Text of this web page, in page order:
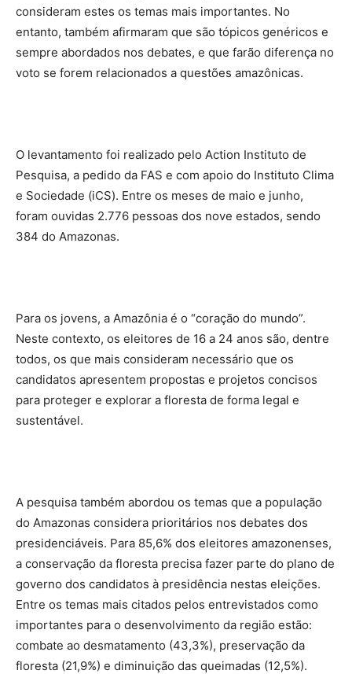
consideram estes os temas mais importantes. No
entanto, também afirmaram que são tópicos genéricos e
sempre abordados nos debates, e que farão diferença no
voto se forem relacionados a questões amazônicas.
O levantamento foi realizado pelo Action Instituto de
Pesquisa, a pedido da FAS e com apoio do Instituto Clima
e Sociedade (iCS). Entre os meses de maio e junho,
foram ouvidas 2.776 pessoas dos nove estados, sendo
384 do Amazonas.
Para os jovens, a Amazônia é o “coração do mundo”.
Neste contexto, os eleitores de 16 a 24 anos são, dentre
todos, os que mais consideram necessário que os
candidatos apresentem propostas e projetos concisos
para proteger e explorar a floresta de forma legal e
sustentável.
A pesquisa também abordou os temas que a população
do Amazonas considera prioritários nos debates dos
presidenciáveis. Para 85,6% dos eleitores amazonenses,
a conservação da floresta precisa fazer parte do plano de
governo dos candidatos à presidência nestas eleições.
Entre os temas mais citados pelos entrevistados como
importantes para o desenvolvimento da região estão:
combate ao desmatamento (43,3%), preservação da
floresta (21,9%) e diminuição das queimadas (12,5%).